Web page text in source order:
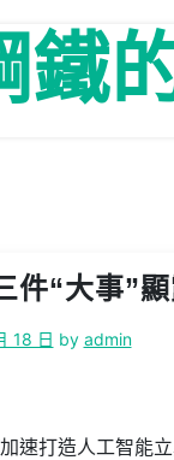
鐵
件“大事”
18 日 by admin
速打造人工智能